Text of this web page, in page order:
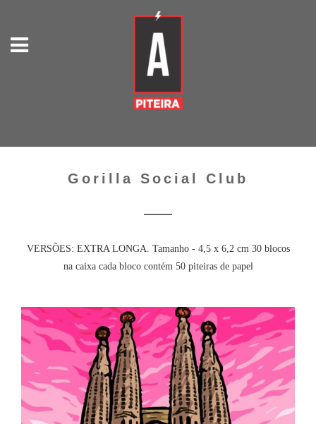
Gorilla Social Club
VERSÕES: EXTRA LONGA. Tamanho - 4,5 x 6,2 cm 30 blocos
na caixa cada bloco contém 50 piteiras de papel